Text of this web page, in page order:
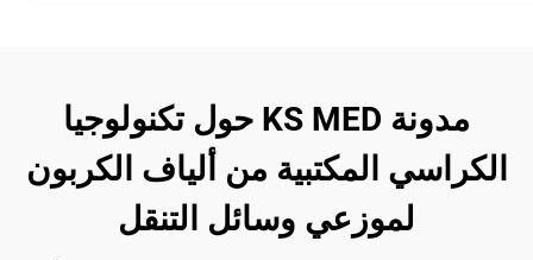
مدونة KS MED حول تكنولوجيا
المكتبية من ألياف الكربون
لموزعي وسائل التنقل